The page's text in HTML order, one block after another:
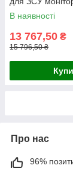
В наявності
13 767,50 ₴
15 796,50 ₴
Про нас
96%